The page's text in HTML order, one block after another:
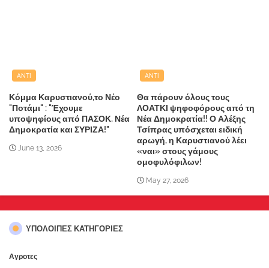
ANTI
Κόμμα Καρυστιανού,το Νέο
"Ποτάμι" : "Έχουμε
υποψηφίους από ΠΑΣΟΚ, Νέα
Δημοκρατία και ΣΥΡΙΖΑ!"
June 13, 2026
ANTI
Θα πάρουν όλους τους
ΛΟΑΤΚΙ ψηφοφόρους από τη
Νέα Δημοκρατία!! Ο Αλέξης
Τσίπρας υπόσχεται ειδική
αρωγή, η Καρυστιανού λέει
«ναι» στους γάμους
ομοφυλόφιλων!
May 27, 2026
ΥΠΌΛΟΙΠΕΣ ΚΑΤΗΓΟΡΊΕΣ
Αγροτες